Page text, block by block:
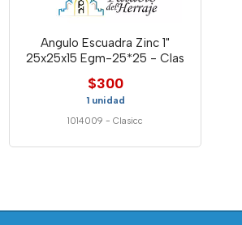
Angulo Escuadra Zinc 1"
25x25x15 Egm-25*25 - Clas
$300
1 unidad
1014009 -Clasicc